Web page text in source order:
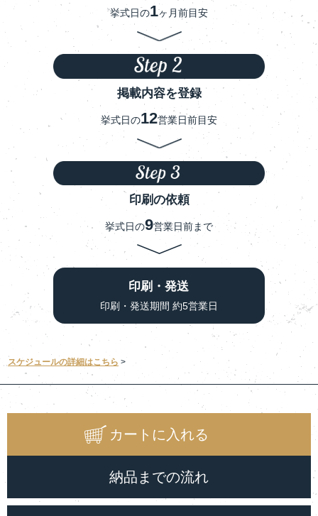
挙式日の1ヶ月前目安
掲載内容を登録
挙式日の12営業日前目安
印刷の依頼
挙式日の9営業日前まで
印刷・発送
印刷・発送期間 約5営業日
スケジュールの詳細はこちら
カートに入れる
納品までの流れ